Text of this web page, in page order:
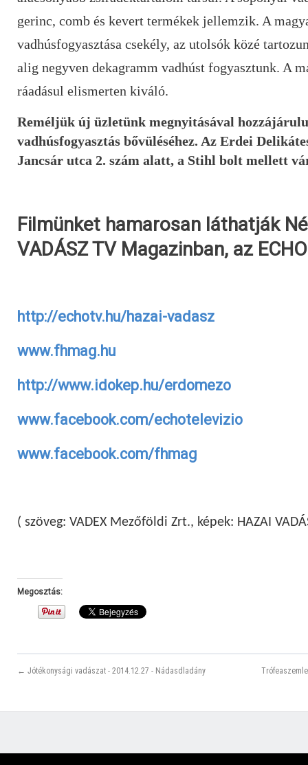
gerinc, comb és kevert termékek jellemzik. A
vadhúsfogyasztása csekély, az utolsók közé
alig negyven dekagramm vadhúst fogyasztunk. A
ráadásul elismerten kiváló.
Reméljük új üzletünk megnyitásával
vadhúsfogyasztás bővüléséhez. Az Erdei
Jancsár utca 2. szám alatt, a Stihl bolt mellett
Filmünket hamarosan láthatják
VADÁSZ TV Magazinban, az
http://echotv.hu/hazai-vadasz
www.fhmag.hu
http://www.idokep.hu/erdomezo
www.facebook.com/echotelevizio
www.facebook.com/fhmag
( szöveg: VADEX Mezőföldi Zrt., képek: HAZAI
Megosztás:
← Jótékonysági vadászat - 2014.12.27 - Nádasdladány